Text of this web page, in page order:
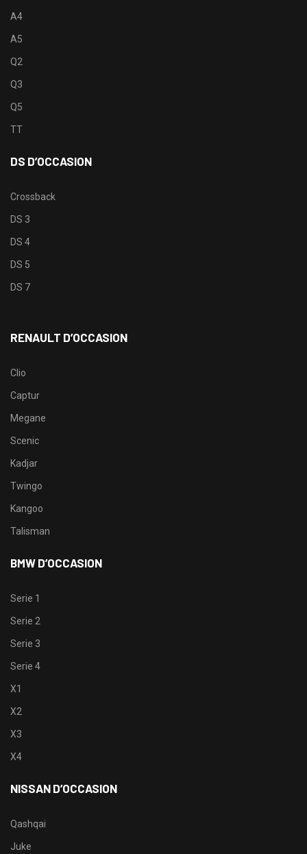
A4
A5
Q2
Q3
Q5
TT
DS D’OCCASION
Crossback
DS 3
DS 4
DS 5
DS 7
RENAULT D’OCCASION
Clio
Captur
Megane
Scenic
Kadjar
Twingo
Kangoo
Talisman
BMW D’OCCASION
Serie 1
Serie 2
Serie 3
Serie 4
X1
X2
X3
X4
NISSAN D’OCCASION
Qashqai
Juke